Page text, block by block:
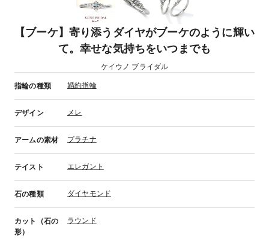
【ブーケ】寄り添うダイヤがブーケのように輝い
て。幸せな気持ちをいつまでも
ケイウノ ブライダル
指輪の種類 婚約指輪
デザイン メレ
アームの素材 プラチナ
テイスト エレガント
石の種類 ダイヤモンド
カット（石の
形）
ラウンド